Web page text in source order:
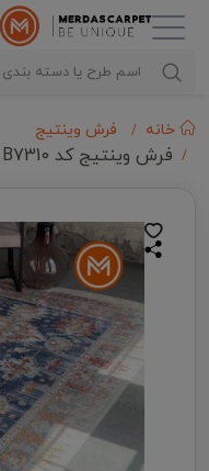
خانه فرش وینتیج
فرش وینتیج کد B7310 زمینه تمام رنگ